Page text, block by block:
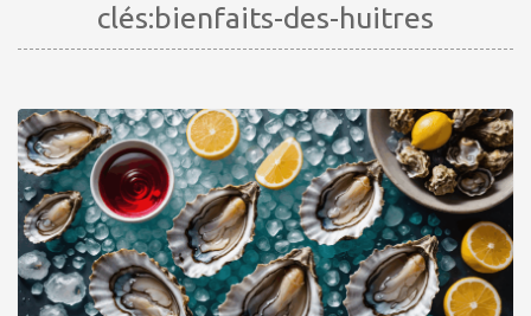
clés:bienfaits-des-huitres